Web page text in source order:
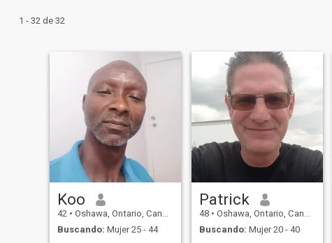
1 - 32 de 32
Koo
42 • Oshawa, Ontario, Canadá
Buscando: Mujer 25 - 44
Patrick
48 • Oshawa, Ontario, Canadá
Buscando: Mujer 20 - 40